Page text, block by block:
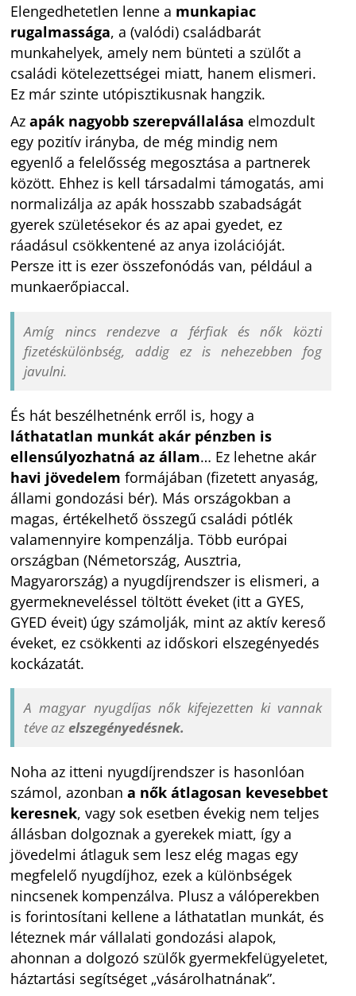
Elengedhetetlen lenne a munkapiac
rugalmassága, a (valódi) családbarát
munkahelyek, amely nem bünteti a szülőt a
családi kötelezettségei miatt, hanem elismeri.
Ez már szinte utópisztikusnak hangzik.
Azapák nagyobb szerepvállalása elmozdult
egy pozitív irányba, de még mindig nem
egyenlő a felelősség megosztása a partnerek
között. Ehhez is kell társadalmi támogatás, ami
normalizálja az apák hosszabb szabadságát
gyerek születésekor és az apai gyedet, ez
ráadásul csökkentené az anya izolációját.
Persze itt is ezer összefonódás van, például a
munkaerőpiaccal.
Amíg nincs rendezve a férfiak és nők közti
fizetéskülönbség, addig ez is nehezebben fog
javulni.
És hát beszélhetnénk erről is, hogy a
láthatatlan munkát akár pénzben is
ellensúlyozhatná az állam… Ez lehetne akár
havi jövedelem formájában (fizetett anyaság,
állami gondozási bér). Más országokban a
magas, értékelhető összegű családi pótlék
valamennyire kompenzálja. Több európai
országban (Németország, Ausztria,
Magyarország) a nyugdíjrendszer is elismeri, a
gyermekneveléssel töltött éveket (itt a GYES,
GYED éveit) úgy számolják, mint az aktív kereső
éveket, ez csökkenti az időskori elszegényedés
kockázatát.
A magyar nyugdíjas nők kifejezetten ki vannak
téve azelszegényedésnek.
Noha az itteni nyugdíjrendszer is hasonlóan
számol, azonbana nők átlagosan kevesebbet
keresnek, vagy sok esetben évekig nem teljes
állásban dolgoznak a gyerekek miatt, így a
jövedelmi átlaguk sem lesz elég magas egy
megfelelő nyugdíjhoz, ezek a különbségek
nincsenek kompenzálva. Plusz a válóperekben
is forintosítani kellene a láthatatlan munkát, és
léteznek már vállalati gondozási alapok,
ahonnan a dolgozó szülők gyermekfelügyeletet,
háztartási segítséget „vásárolhatnának”.